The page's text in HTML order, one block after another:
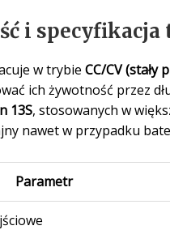
i specyfikacja
w trybie CC/CV (stały
ich żywotność przez
13S, stosowanych w
nawet w przypadku
Parametr